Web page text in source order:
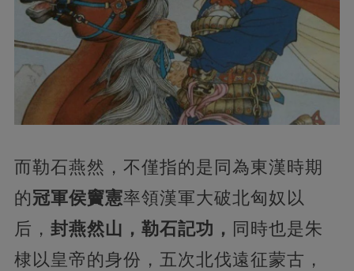
而勒石燕然，不僅指的是同為東漢時期
的冠軍侯竇憲率領漢軍大破北匈奴以
后， 封燕然山，勒石記功， 同時也是朱
棣以皇帝的身份，五次北伐遠征蒙古，